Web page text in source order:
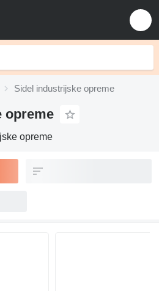
Sidel industrijske opreme
opreme
opreme